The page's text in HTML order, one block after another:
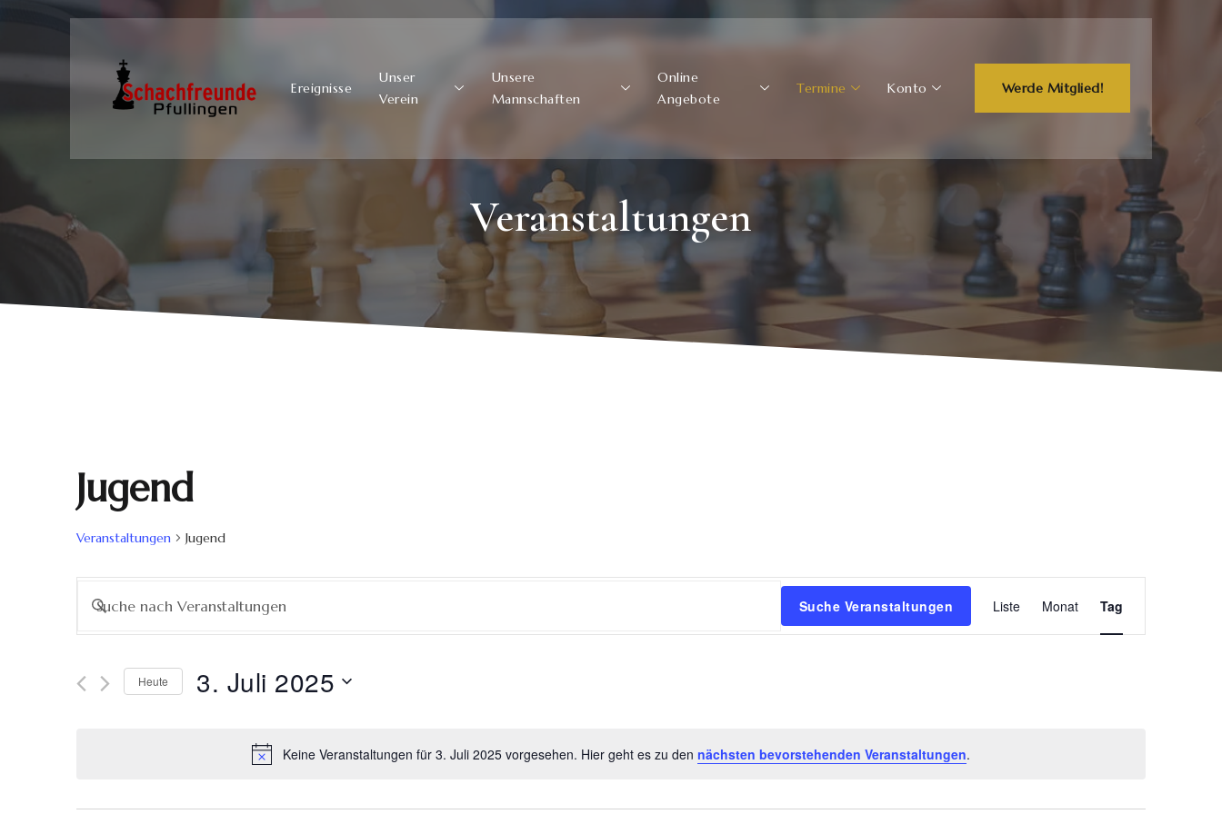
Ereignisse
Unser
Verein
Unsere
Mannschaften
Online
Angebote
Termine Konto Werde Mitglied!
Veranstaltungen
Keine Veranstaltungen für 3. Juli 2025 vorgesehen. Hier geht es zu den nächsten bevorstehenden Veranstaltungen.
Jugend
Veranstaltungen Jugend
Veranstaltungen
Suche
und
Ansichten,
Bitte
nach
Suche Veranstaltungen
Ansichten-
Liste Monat Tag
Heute 3. Juli 2025